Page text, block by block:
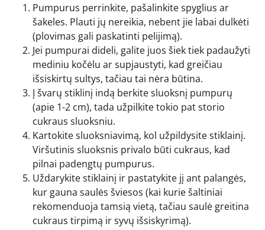
Pumpurus perrinkite, pašalinkite spyglius ar
šakeles. Plauti jų nereikia, nebent jie labai dulkėti
(plovimas gali paskatinti pelijimą).
Jei pumpurai dideli, galite juos šiek tiek padaužyti
mediniu kočėlu ar supjaustyti, kad greičiau
išsiskirtų sultys, tačiau tai nėra būtina.
Į švarų stiklinį indą berkite sluoksnį pumpurų
(apie 1-2 cm), tada užpilkite tokio pat storio
cukraus sluoksniu.
Kartokite sluoksniavimą, kol užpildysite stiklainį.
Viršutinis sluoksnis privalo būti cukraus, kad
pilnai padengtų pumpurus.
Uždarykite stiklainį ir pastatykite jį ant palangės,
kur gauna saulės šviesos (kai kurie šaltiniai
rekomenduoja tamsią vietą, tačiau saulė greitina
cukraus tirpimą ir syvų išsiskyrimą).